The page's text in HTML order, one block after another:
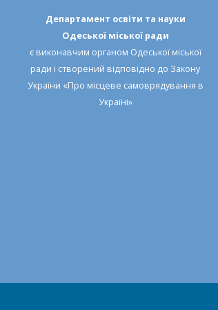
Департамент освіти та науки
Одеської міської ради
є виконавчим органом Одеської міської
ради і створений відповідно до Закону
України «Про місцеве самоврядування в
Україні»